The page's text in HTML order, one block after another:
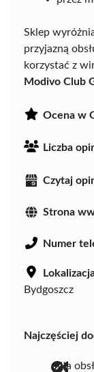
Sklep
przyjazną
korzystać z
Modivo Club
Ocena w
Liczba
Czytaj
Strona
Numer
Bydgoszcz
Najczęściej
miła